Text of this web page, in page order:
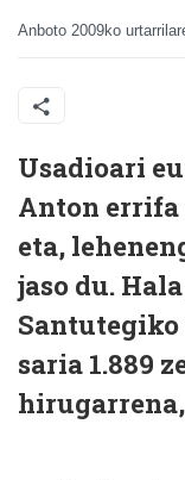
Anboto 2009ko
Usadioari
Anton errifa
eta,
jaso du.
saria 1.889